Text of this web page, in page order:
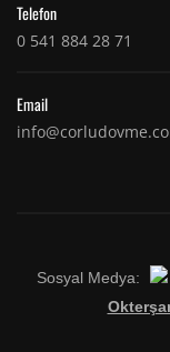
Telefon
0 541 884 28 71
Email
Sosyal Medya: